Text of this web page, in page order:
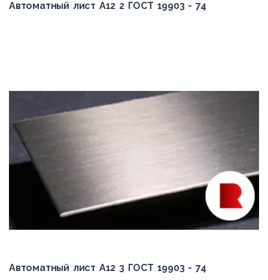
Автоматный лист А12 2 ГОСТ 19903 - 74
Автоматный лист А12 3 ГОСТ 19903 - 74